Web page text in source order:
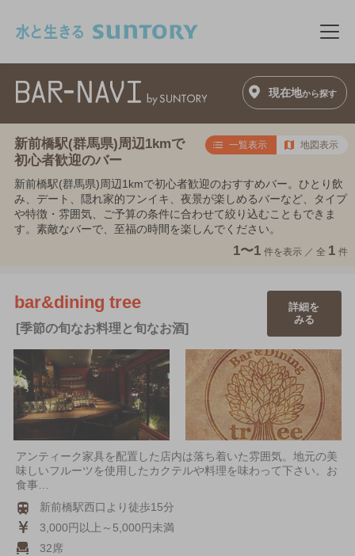
メ
現在地から探す
新前橋駅(群馬県)周辺1kmで
初心者歓迎のバー
一覧表示 地図表示
新前橋駅(群馬県)周辺1kmで初心者歓迎のおすすめバー。ひとり飲
み、デート、隠れ家的フンイキ、夜景が楽しめるバーなど、タイプ
や特徴・雰囲気、ご予算の条件に合わせて絞り込むこともできま
す。素敵なバーで、至福の時間を楽しんでください。
1〜1 件を表示 ／ 全 1 件
bar&dining tree
[季節の旬なお料理と旬なお酒]
詳細を
みる
アンティーク家具を配置した店内は落ち着いた雰囲気。地元の美
味しいフルーツを使用したカクテルや料理を味わって下さい。お
食事…
新前橋駅西口より徒歩15分
3,000円以上～5,000円未満
32席